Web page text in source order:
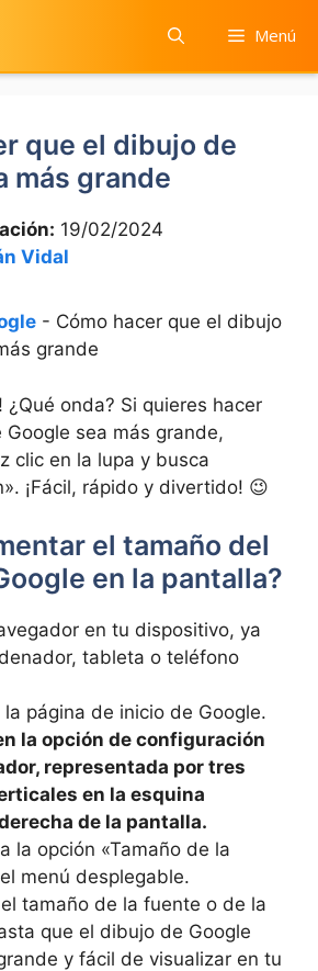
Menú
que el dibujo de
más grande
19/02/2024
Vidal
- Cómo hacer que el dibujo
grande
¿Qué onda? ⁣Si quieres hacer
sea más grande,
clic en la lupa y busca
¡Fácil, rápido y divertido! 😉
el tamaño del
en⁢ la pantalla?
en tu dispositivo, ya
tableta o⁢ teléfono
la página de inicio de Google.
la opción ⁤de configuración
representada por ‍tres
en⁢ la⁢ esquina
de la ‍pantalla.
la opción «Tamaño de la
‍menú desplegable.
tamaño de la fuente o de ⁤la
que el ⁣dibujo de Google
y fácil de visualizar en tu